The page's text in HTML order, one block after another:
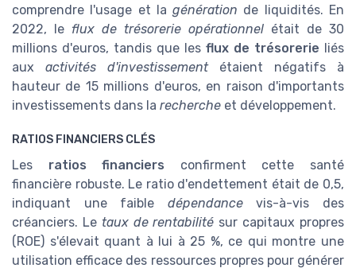
comprendre l'usage et lagénération de liquidités. En
2022, le flux de trésorerie opérationnel était de 30
millions d'euros, tandis que les flux de trésorerie liés
aux activités d'investissementétaient négatifs à
hauteur de 15 millions d'euros, en raison d'importants
investissements dans la recherche et développement.
RATIOS FINANCIERS CLÉS
Les ratios financiers confirment cette santé
financière robuste. Le ratio d'endettement était de 0,5,
indiquant une faible dépendancevis-à-vis des
créanciers. Le taux de rentabilité sur capitaux propres
(ROE) s'élevait quant à lui à 25 %, ce qui montre une
utilisation efficace des ressources propres pour générer